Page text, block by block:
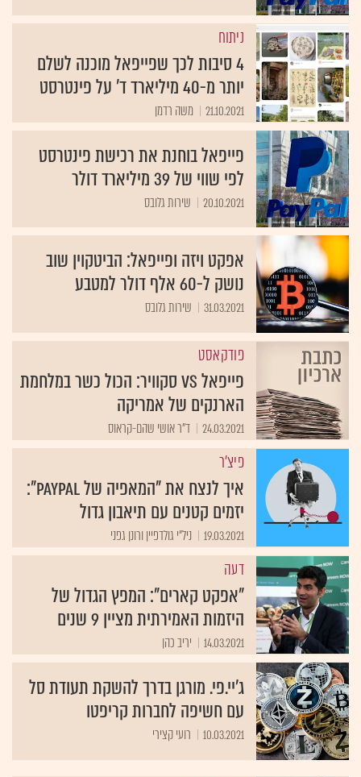
ניתוח
4 סיבות לכך שפייפאל מוכנה לשלם
יותר מ-40 מיליארד ד' על פינטרסט
21.10.2021 משה רדמן
פייפאל בוחנת את רכישת פינטרסט
לפי שווי של 39 מיליארד דולר
20.10.2021 שירות גלובס
אפקט ויזה ופייפאל: הביטקוין שוב
נושק ל-60 אלף דולר למטבע
31.03.2021 שירות גלובס
פודקאסט
פייפאל VS סקוויר: הכול כשר במלחמת
הארנקים של אמריקה
24.03.2021 ד"ר אושי שהם-קראוס
פיצ'ר
איך לנצח את "המאפיה של PayPal":
יזמים קטנים עם תיאבון גדול
19.03.2021 ניל"י גולדפיין ורונן גפני
דעה
"אפקט קארים": המפץ הגדול של
היזמות האמירתית מציין 9 שנים
14.03.2021 יריב כהן
ג'יי.פי. מורגן בדרך להשקת תעודת סל
עם חשיפה לחברות קריפטו
10.03.2021 רועי קצירי